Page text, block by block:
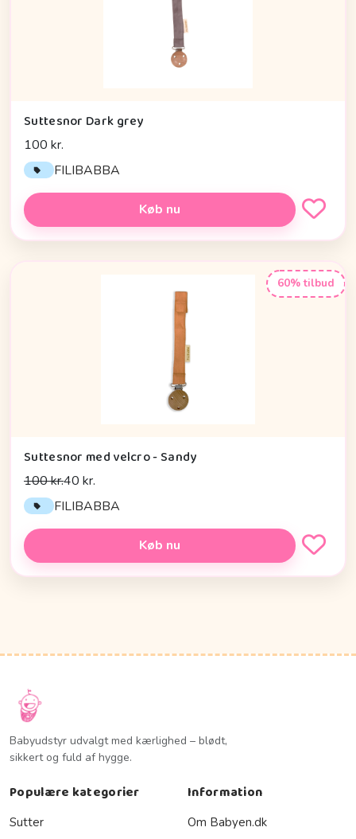
Suttesnor Dark grey
100 kr.
FILIBABBA
Køb nu
60% tilbud
Suttesnor med velcro - Sandy
100 kr.40 kr.
FILIBABBA
Køb nu
Babyudstyr udvalgt med kærlighed – blødt,
sikkert og fuld af hygge.
Populære kategorier
Sutter
Information
Om Babyen.dk